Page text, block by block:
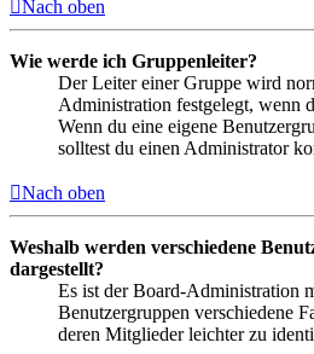
Nach oben
Wie werde ich Gruppenleiter?
Der Leiter einer Gruppe wird
Administration festgelegt, wenn
Wenn du eine eigene
solltest du einen Administrator
Nach oben
Weshalb werden verschiedene
dargestellt?
Es ist der Board-Administration
Benutzergruppen verschiedene
deren Mitglieder leichter zu